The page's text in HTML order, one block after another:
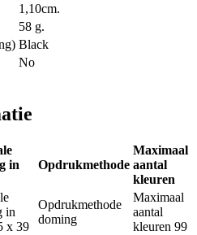
1,10cm.
58 g.
Black
No
in
Opdrukmethode
Maximaal
aantal
kleuren
in
x 39
Opdrukmethode
doming
Maximaal
aantal
kleuren 99